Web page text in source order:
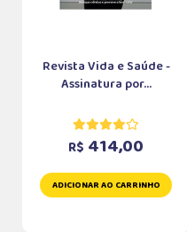
Revista Vida e Saúde -
Assinatura por...
R$ 414,00
ADICIONAR AO CARRINHO